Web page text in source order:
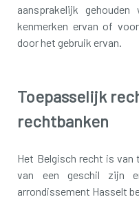
aansprakelijk
kenmerken ervan of
door het gebruik ervan.
Toepasselijk
rechtbanken
Het Belgisch recht is van
van een geschil zijn
arrondissement Hasselt